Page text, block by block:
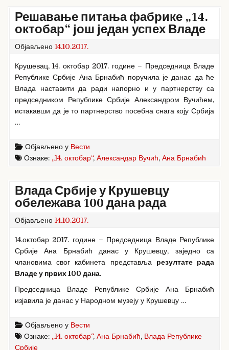
Решавање питања фабрике „14.
октобар“ још један успех Владе
Објављено 14.10.2017.
Крушевац, 14. октобар 2017. године – Председница Владе
Републике Србије Ана Брнабић поручила је данас да ће
Влада наставити да ради напорно и у партнерству са
председником Републике Србије Александром Вучићем,
истакавши да је то партнерство посебна снага коју Србија
…
Објављено у Вести
Ознаке: „14. октобар“, Александар Вучић, Ана Брнабић
Влада Србије у Крушевцу
обележава 100 дана рада
Објављено 14.10.2017.
14.октобар 2017. године – Председница Владе Републике
Србије Ана Брнабић данас у Крушевцу, заједно са
члановима свог кабинета представља резултате рада
Владе у првих 100 дана.
Председница Владе Републике Србије Ана Брнабић
изјавила је данас у Народном музеју у Крушевцу …
Објављено у Вести
Ознаке: „14. октобар“, Ана Брнабић, Влада Републике
Србије